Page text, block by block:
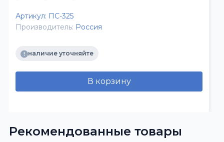
Артикул: ПС-325
Производитель: Россия
наличие уточняйте
В корзину
Рекомендованные товары